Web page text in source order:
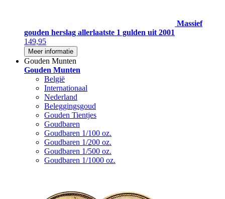
Massief
gouden herslag allerlaatste 1 gulden uit 2001
149,95
Meer informatie
Gouden Munten
Gouden Munten
België
Internationaal
Nederland
Beleggingsgoud
Gouden Tientjes
Goudbaren
Goudbaren 1/100 oz.
Goudbaren 1/200 oz.
Goudbaren 1/500 oz.
Goudbaren 1/1000 oz.